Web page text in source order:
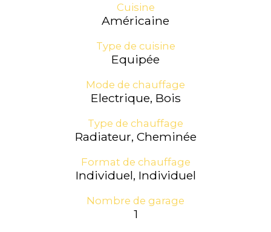
Cuisine
Américaine
Type de cuisine
Equipée
Mode de chauffage
Electrique, Bois
Type de chauffage
Radiateur, Cheminée
Format de chauffage
Individuel, Individuel
Nombre de garage
1